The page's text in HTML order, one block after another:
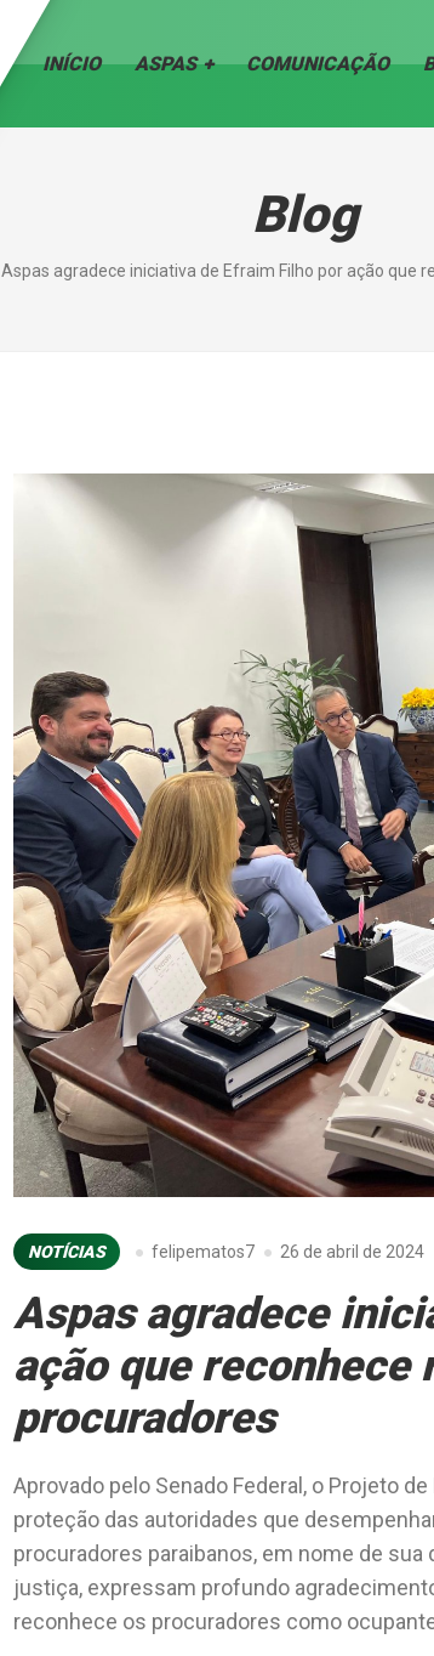
INÍCIO ASPAS COMUNICAÇÃO
Blog
Aspas agradece iniciativa de Efraim Filho por ação que
NOTÍCIAS felipematos7 26 de abril de 2024
Aspas agradece
ação que reconhece
procuradores
Aprovado pelo Senado Federal, o Projeto
proteção das autoridades que
procuradores paraibanos, em nome de
justiça, expressam profundo
reconhece os procuradores como